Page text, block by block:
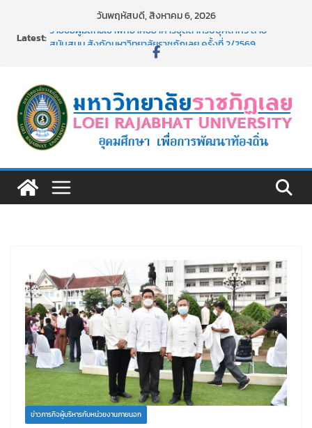
วันพฤหัสบดี, สิงหาคม 6, 2026
Latest:รายชื่อผู้มีสิทธิเข้าพักอาศัยอาคารชุดสำหรับบุคลากร สาย
สนับสนุน สังกัดมหาวิทยาลัยราชภัฏเลย ครั้งที่ 2/2569
๑,๙๗๒ ชุด โดยวิธีเฉพาะเจาะจง
ม.ราชภัฏเลย จัดกิจกรรมจิตอาสาบำเพ็ญสาธารณประโยชน์ และ
บำเพ็ญสาธารณกุศล 69
รายชื่อผู้ผ่านการสอบแข่งขันเพื่อเป็นลูกจ้างชั่วคราว (รายวัน)
สังกัดมหาวิทยาลัยราชภัฏเลย ด้วยเงินนอกงบประมาณ ประเภท
ข่าวภารกิจผู้บริหารกับหน่วยงานภายนอก